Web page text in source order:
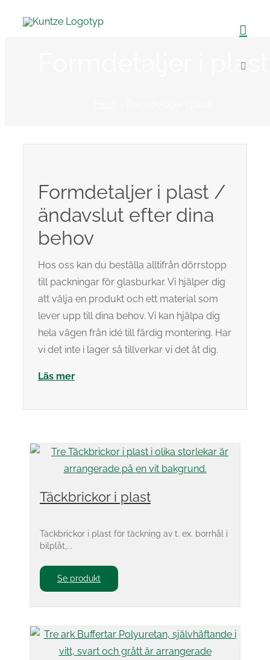
Formdetaljer i plast
Formdetaljer i plast /
ändavslut efter dina
behov
Hos oss kan du beställa alltifrån dörrstopp
till packningar för glasburkar. Vi hjälper dig
att välja en produkt och ett material som
lever upp till dina behov. Vi kan hjälpa dig
hela vägen från idé till färdig montering. Har
vi det inte i lager så tillverkar vi det åt dig.
Läs mer
Täckbrickor i plast
Täckbrickor i plast för täckning av t. ex. borrhål i
bilplåt,...
Se produkt